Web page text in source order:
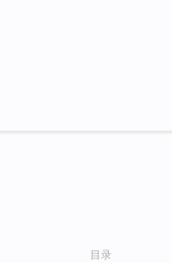
目录